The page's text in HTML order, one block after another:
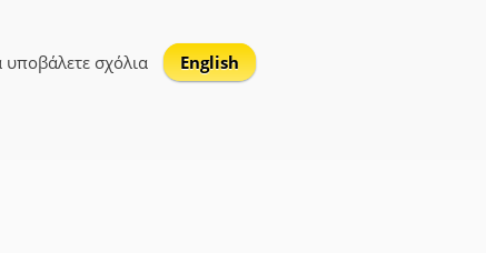
υποβάλετε σχόλια English